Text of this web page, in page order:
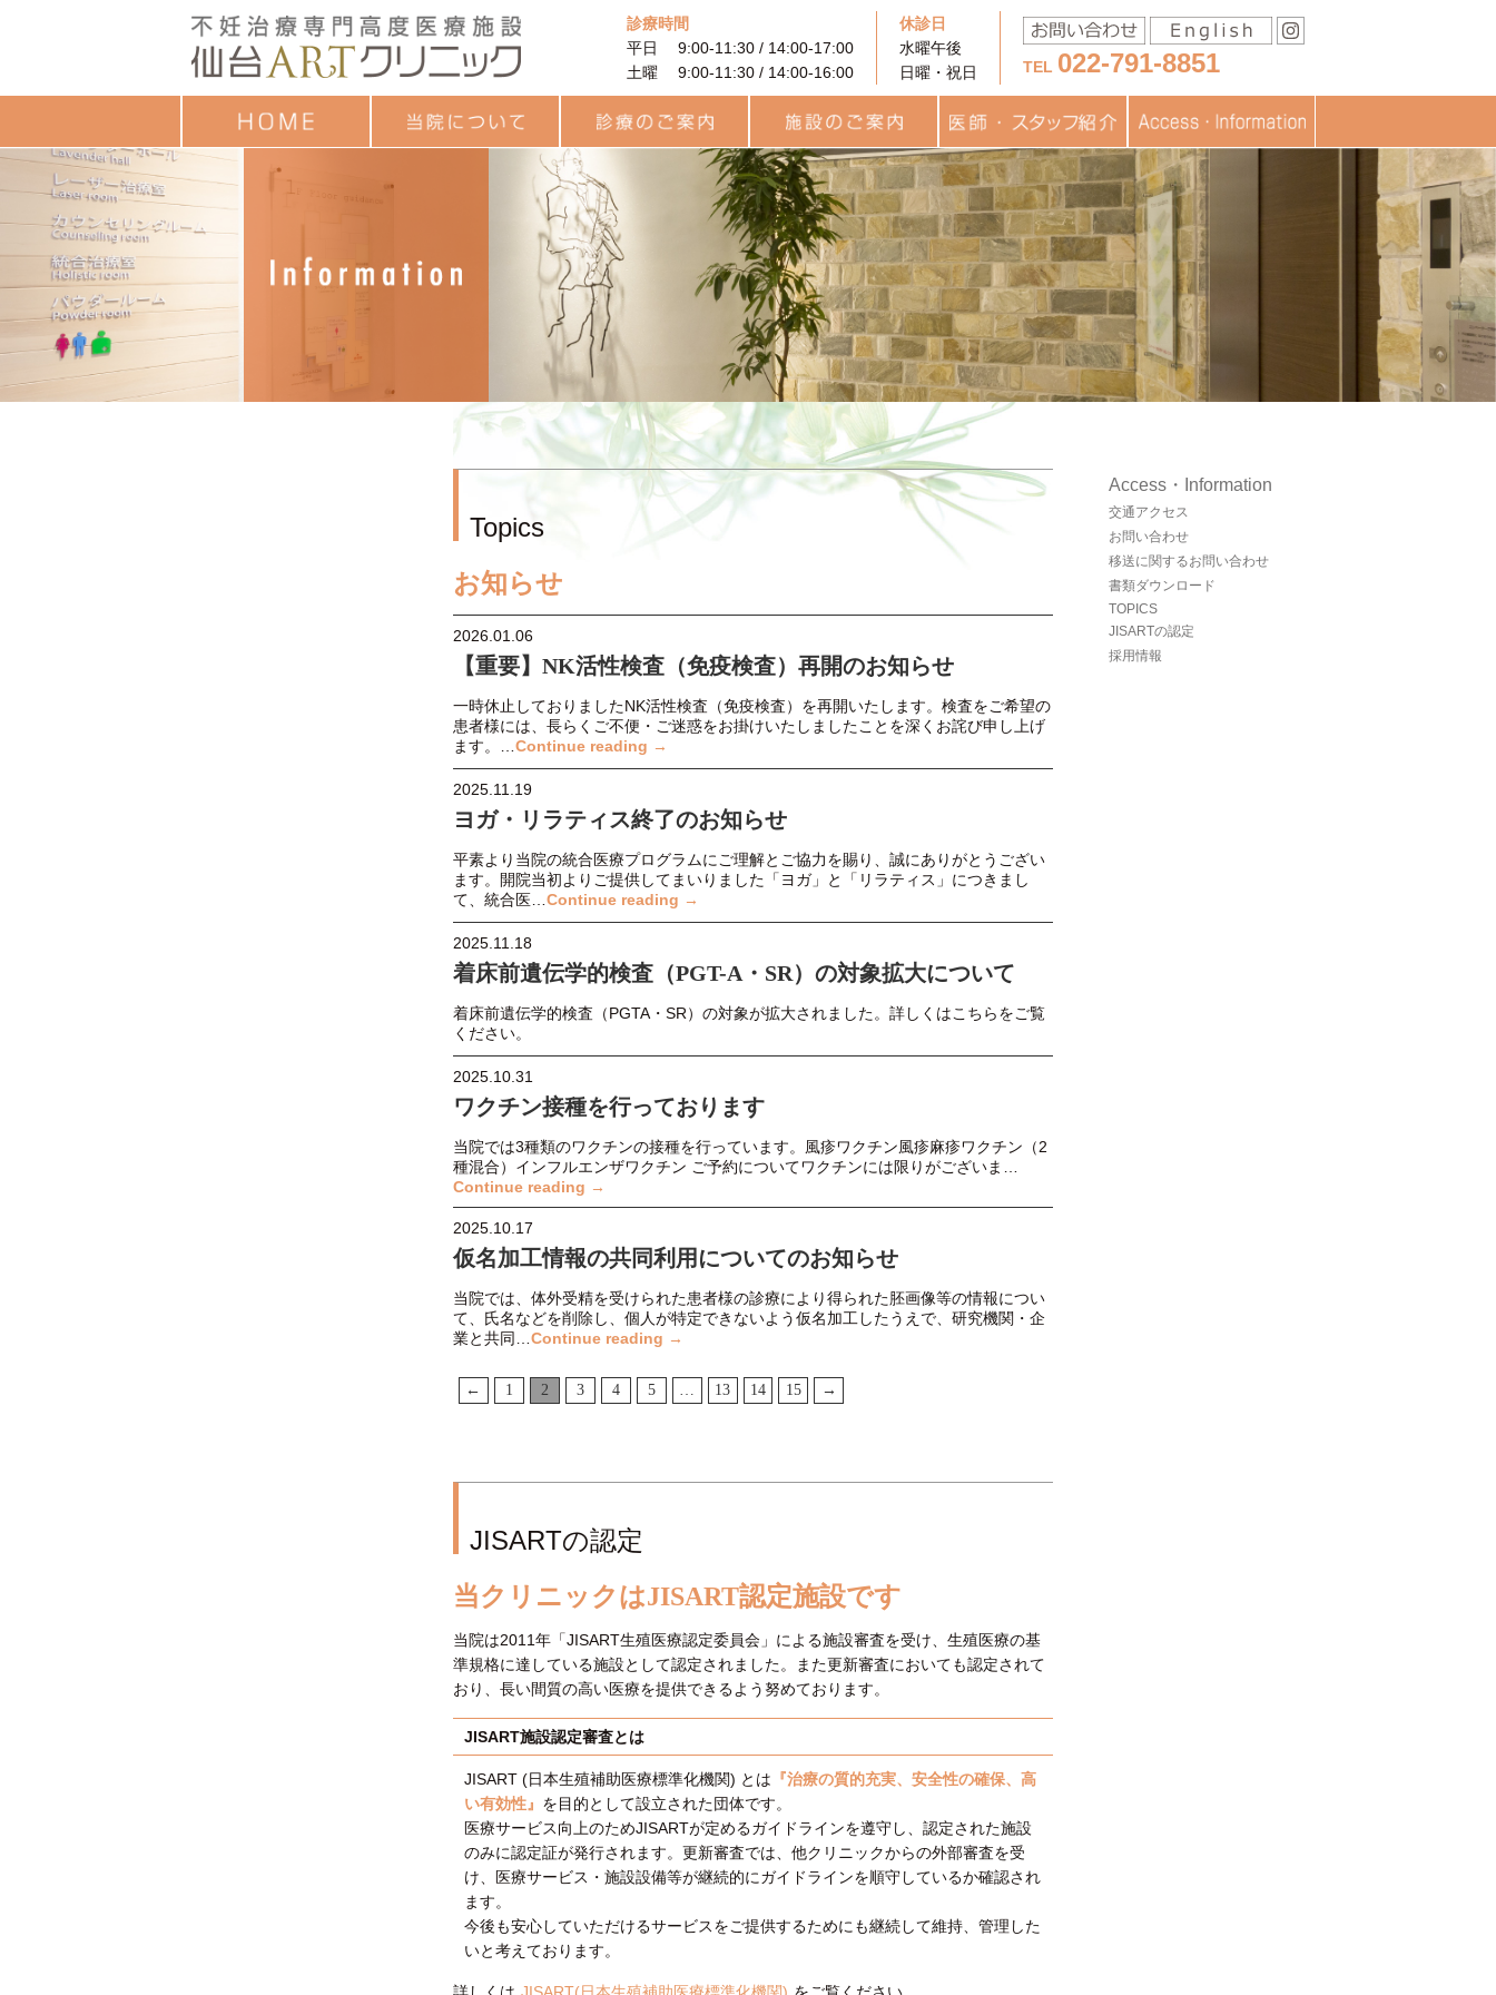
診療時間
平日 9:00-11:30 / 14:00-17:00
土曜 9:00-11:30 / 14:00-16:00
休診日
水曜午後
日曜・祝日
TEL 022-791-8851
目的
診療のご案内 一般不妊治療
高度生殖補助医療
卵子凍結
男性不妊外来
着床前遺伝学的検査
（PGT-A・SR）
PRP (多血小板血漿）を
用いた不妊治療
用語集
治療費用について
カウンセリング
プレコンセプション検査
統合医療 統合医療
レーザー治療
ヨガセラピー
リラティス
サプリメント
施設のご案内
待合ロビー
ARTフロア
ラボラトリー
統合治療関連
キッズルーム 医師・スタッフ紹介
チーム医療
スタッフブログ 交通アクセス
お問い合わせ
移送に関するお問い合わ
せ
書類ダウンロード
TOPICS
JISARTの認定
採用情報
Access・Information
交通アクセス
お問い合わせ
移送に関するお問い合わせ
書類ダウンロード
TOPICS
JISARTの認定
採用情報
Topics
お知らせ
2026.01.06
【重要】NK活性検査（免疫検査）再開のお知らせ
一時休止しておりましたNK活性検査（免疫検査）を再開いたします。検査をご希望の
患者様には、長らくご不便・ご迷惑をお掛けいたしましたことを深くお詫び申し上げ
ます。…Continue reading →
2025.11.19
ヨガ・リラティス終了のお知らせ
平素より当院の統合医療プログラムにご理解とご協力を賜り、誠にありがとうござい
ます。開院当初よりご提供してまいりました「ヨガ」と「リラティス」につきまし
て、統合医…Continue reading →
2025.11.18
着床前遺伝学的検査（PGT-A・SR）の対象拡大について
着床前遺伝学的検査（PGTA・SR）の対象が拡大されました。詳しくはこちらをご覧
ください。
2025.10.31
ワクチン接種を行っております
当院では3種類のワクチンの接種を行っています。風疹ワクチン風疹麻疹ワクチン（2
種混合）インフルエンザワクチン ご予約についてワクチンには限りがございま…
Continue reading →
2025.10.17
仮名加工情報の共同利用についてのお知らせ
当院では、体外受精を受けられた患者様の診療により得られた胚画像等の情報につい
て、氏名などを削除し、個人が特定できないよう仮名加工したうえで、研究機関・企
業と共同…Continue reading →
← 1 2 3 4 5 … 13 14 15 →
JISARTの認定
当クリニックはJISART認定施設です
当院は2011年「JISART生殖医療認定委員会」による施設審査を受け、生殖医療の基
準規格に達している施設として認定されました。また更新審査においても認定されて
おり、長い間質の高い医療を提供できるよう努めております。
JISART施設認定審査とは
JISART (日本生殖補助医療標準化機関) とは 『治療の質的充実、安全性の確保、高
い有効性』 を目的として設立された団体です。
医療サービス向上のためJISARTが定めるガイドラインを遵守し、認定された施設
のみに認定証が発行されます。更新審査では、他クリニックからの外部審査を受
け、医療サービス・施設設備等が継続的にガイドラインを順守しているか確認され
ます。
今後も安心していただけるサービスをご提供するためにも継続して維持、管理した
いと考えております。